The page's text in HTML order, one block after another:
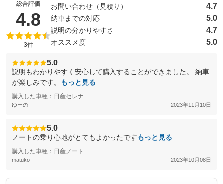
総合評価
4.8 （5点満点中）
3件
お問い合わせ（見積り） 4.7
納車までの対応 5.0
説明の分かりやすさ 4.7
オススメ度 5.0
5.0
説明もわかりやすく安心して購入することができました。 納車
が楽しみです。
もっと見る
購入した車種：日産セレナ
ゆーの 2023年11月10日
5.0
ノートの乗り心地がとてもよかったですもっと見る
購入した車種：日産ノート
matuko 2023年10月08日